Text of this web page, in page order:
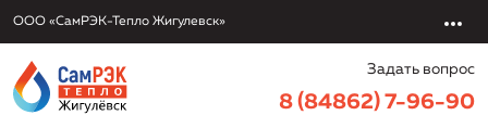
ООО «СамРЭК-Тепло Жигулевск»
Задать вопрос
8 (84862) 7-96-90